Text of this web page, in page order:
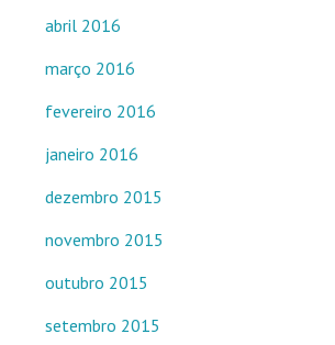
abril 2016
março 2016
fevereiro 2016
janeiro 2016
dezembro 2015
novembro 2015
outubro 2015
setembro 2015